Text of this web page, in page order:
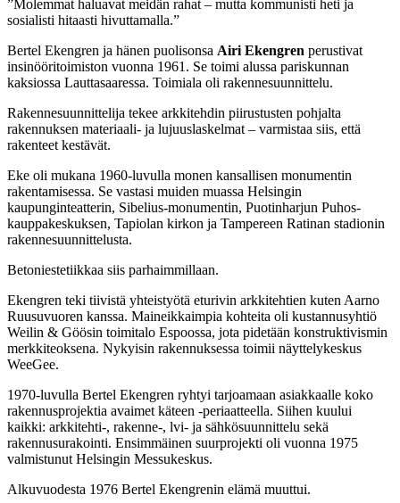
”Molemmat haluavat meidän rahat – mutta kommunisti heti ja
sosialisti hitaasti hivuttamalla.”
Bertel Ekengren ja hänen puolisonsa Airi Ekengren perustivat
insinööritoimiston vuonna 1961. Se toimi alussa pariskunnan
kaksiossa Lauttasaaressa. Toimiala oli rakennesuunnittelu.
Rakennesuunnittelija tekee arkkitehdin piirustusten pohjalta
rakennuksen materiaali- ja lujuuslaskelmat – varmistaa siis, että
rakenteet kestävät.
Eke oli mukana 1960-luvulla monen kansallisen monumentin
rakentamisessa. Se vastasi muiden muassa Helsingin
kaupunginteatterin, Sibelius-monumentin, Puotinharjun Puhos-
kauppakeskuksen, Tapiolan kirkon ja Tampereen Ratinan stadionin
rakennesuunnittelusta.
Betoniestetiikkaa siis parhaimmillaan.
Ekengren teki tiivistä yhteistyötä etu­rivin arkkitehtien kuten Aarno
Ruusuvuoren kanssa. Maineikkaimpia kohteita oli kustannusyhtiö
Weilin & Göösin toimitalo Espoossa, jota pidetään konstruktivismin
merkkiteoksena. Nykyisin rakennuksessa toimii näyttelykeskus
WeeGee.
1970-luvulla Bertel Ekengren ryhtyi tarjoamaan asiakkaalle koko
rakennusprojektia avaimet käteen -periaatteella. Siihen kuului
kaikki: arkkitehti-, rakenne-, lvi- ja sähkösuunnittelu sekä
rakennusurakointi. Ensimmäinen suurprojekti oli vuonna 1975
valmistunut Helsingin Messukeskus.
Alkuvuodesta 1976 Bertel Ekengrenin elämä muuttui.